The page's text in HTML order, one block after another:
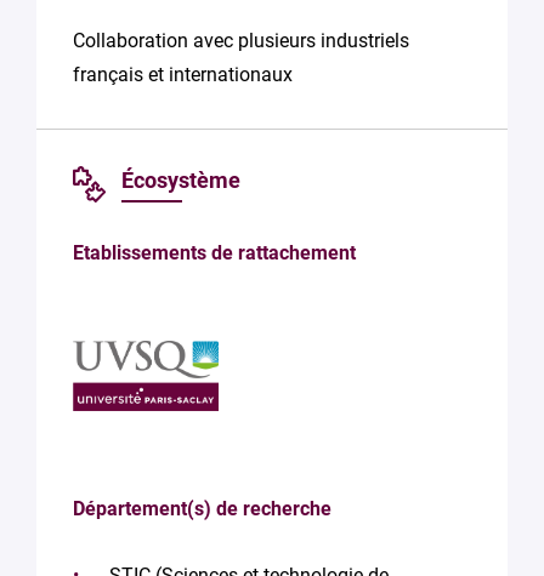
Collaboration avec plusieurs industriels
français et internationaux
Écosystème
Etablissements de rattachement
Département(s) de recherche